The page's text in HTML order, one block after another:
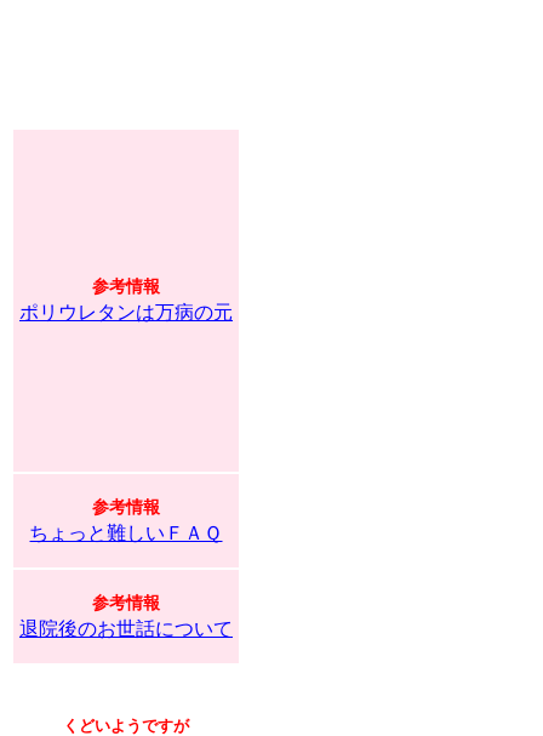
参考情報
ポリウレタンは万病の元
参考情報
ちょっと難しいＦＡＱ
参考情報
退院後のお世話について
くどいようですが